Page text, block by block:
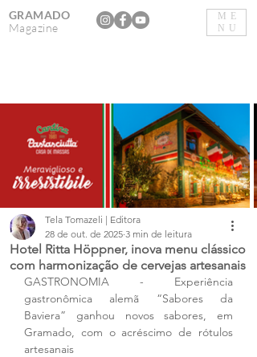
ME
NU
GRAMADO
Magazine
Hotel Ritta Höppner, inova menu clássico
com harmonização de cervejas artesanais
Tela Tomazeli | Editora
28 de out. de 2025 3 min de leitura
GASTRONOMIA - Experiência
gastronômica alemã “Sabores da
Baviera” ganhou novos sabores, em
Gramado, com o acréscimo de rótulos
artesanais